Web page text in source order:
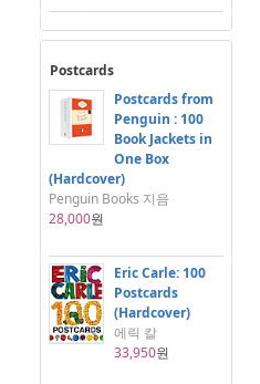
Postcards
Postcards from
Penguin : 100
Book Jackets in
One Box
(Hardcover)
Penguin Books 지음
28,000원
Eric Carle: 100
Postcards
(Hardcover)
에릭 칼
33,950원